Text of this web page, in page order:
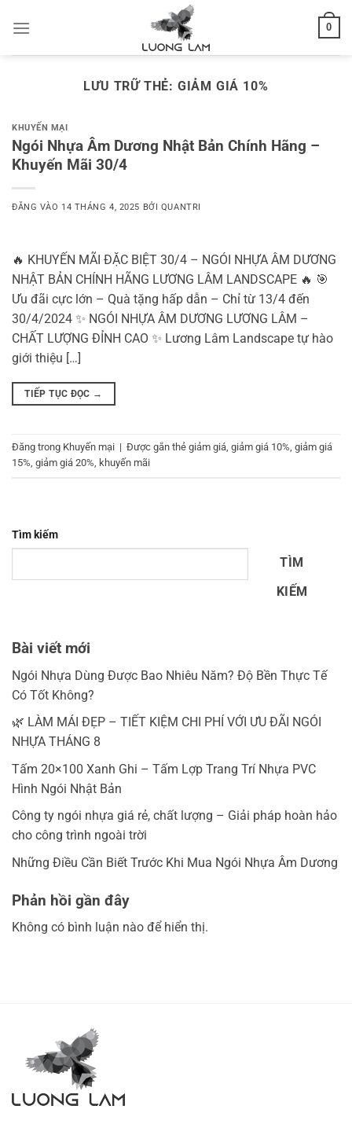
qua
0
LƯU TRỮ THẺ: GIẢM GIÁ 10%
KHUYẾN MẠI
Ngói Nhựa Âm Dương Nhật Bản Chính Hãng –
Khuyến Mãi 30/4
ĐĂNG VÀO 14 THÁNG 4, 2025 BỞI QUANTRI
🔥 KHUYẾN MÃI ĐẶC BIỆT 30/4 – NGÓI NHỰA ÂM DƯƠNG
NHẬT BẢN CHÍNH HÃNG LƯƠNG LÂM LANDSCAPE 🔥 🎯
Ưu đãi cực lớn – Quà tặng hấp dẫn – Chỉ từ 13/4 đến
30/4/2024 ✨ NGÓI NHỰA ÂM DƯƠNG LƯƠNG LÂM –
CHẤT LƯỢNG ĐỈNH CAO ✨ Lương Lâm Landscape tự hào
giới thiệu […]
TIẾP TỤC ĐỌC →
Đăng trong Khuyến mại | Được gắn thẻ giảm giá giảm giá 10% giảm giá
15% giảm giá 20% khuyến mãi
Tìm kiếm
TÌM
KIẾM
Bài viết mới
Ngói Nhựa Dùng Được Bao Nhiêu Năm? Độ Bền Thực Tế
Có Tốt Không?
🌿 LÀM MÁI ĐẸP – TIẾT KIỆM CHI PHÍ VỚI ƯU ĐÃI NGÓI
NHỰA THÁNG 8
Tấm 20×100 Xanh Ghi – Tấm Lợp Trang Trí Nhựa PVC
Hình Ngói Nhật Bản
Công ty ngói nhựa giá rẻ, chất lượng – Giải pháp hoàn hảo
cho công trình ngoài trời
Những Điều Cần Biết Trước Khi Mua Ngói Nhựa Âm Dương
Phản hồi gần đây
Không có bình luận nào để hiển thị.